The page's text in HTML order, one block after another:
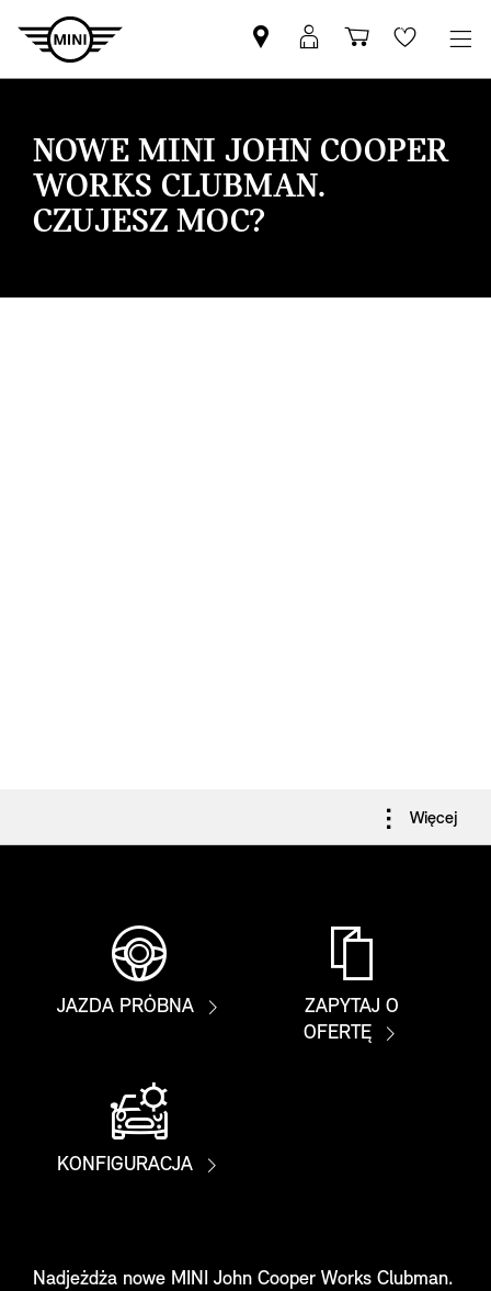
Znajdź
Partnera
Logowanie
MyMini
KoszykWishlist
NOWE MINI JOHN COOPER
WORKS CLUBMAN.
CZUJESZ MOC?
Więcej
JAZDA PRÓBNA
ZAPYTAJ O
OFERTĘ
KONFIGURACJA
Nadjeżdża nowe MINI John Cooper Works Clubman.